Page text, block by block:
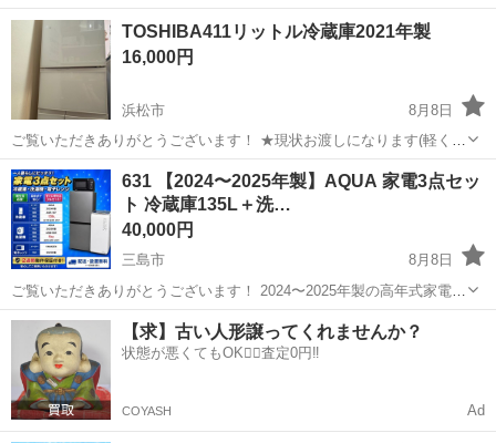
度あり！ワンルーム寮完備！マイカー通勤OK！無料駐車場あり！《三
重県伊勢市》 人気の工場のお仕事 ◇タイヤの製造◇ トラック・バ
ス・RV車用を中心とした...
三重 伊勢市 その他
TOSHIBA411リットル冷蔵庫2021年製
16,000円
浜松市
8月8日
ご覧いただきありがとうございます！ ★現状お渡しになります(軽く拭
き取りはしますが、その他清掃なし) 👆８月引取の方、お値段ご相談く
ださい！ 2021年に購入した411リットルのTOSHIBA冷蔵庫です。 中
古品のため...
静岡 浜松市 キッチン家電 家族
631 【2024〜2025年製】AQUA 家電3点セッ
ト 冷蔵庫135L＋洗…
40,000円
三島市
8月8日
ご覧いただきありがとうございます！ 2024〜2025年製の高年式家電3
点セットです。 一人暮らしや新生活、単身赴任にぴったりのセットと
なっております。 ✨安心の分解洗浄・クリーニング済み！ ✨届いたそ
の日からすぐにご使...
静岡 三島市 キッチン家電 AQUA
【求】古い人形譲ってくれませんか？
状態が悪くてもOK🙆‍♀️査定0円‼️
COYASH Ad